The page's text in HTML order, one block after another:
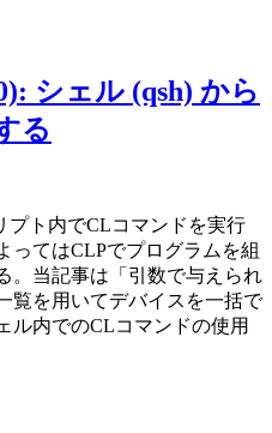
シェル (qsh) から
る
プト内でCLコマンドを実行
ってはCLPでプログラムを組
。当記事は「引数で与えられ
覧を用いてデバイスを一括で
ル内でのCLコマンドの使用